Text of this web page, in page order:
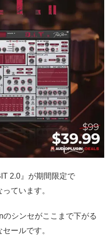
2.0』が期間限定で
ています。
のシンセがここまで下がる
ールです。